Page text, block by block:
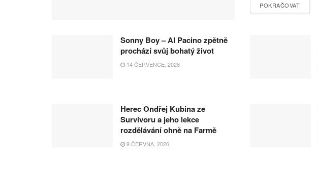
POKRAČOVAT
Sonny Boy – Al Pacino zpětně
prochází svůj bohatý život
14 ČERVENCE, 2026
Herec Ondřej Kubina ze
Survivoru a jeho lekce
rozdělávání ohně na Farmě
9 ČERVNA, 2026